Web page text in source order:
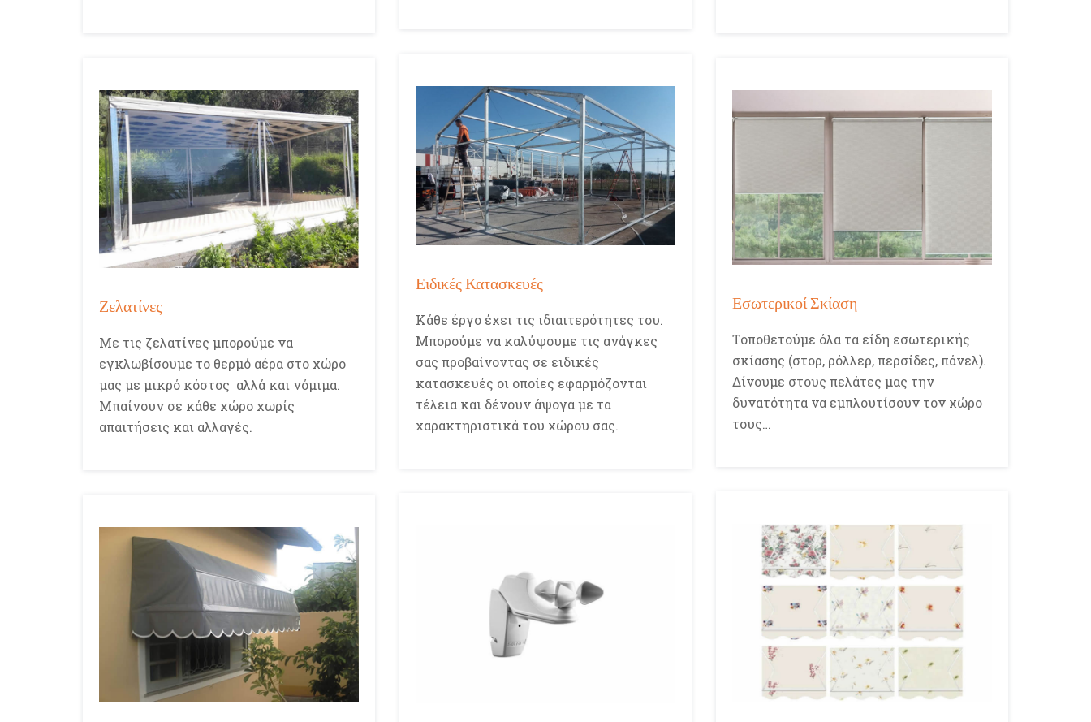
Ζελατίνες
Με τις ζελατίνες μπορούμε να
εγκλωβίσουμε το θερμό αέρα στο χώρο
μας με μικρό κόστος αλλά και νόμιμα.
Μπαίνουν σε κάθε χώρο χωρίς
απαιτήσεις και αλλαγές.
Ειδικές Κατασκευές
Κάθε έργο έχει τις ιδιαιτερότητες του.
Μπορούμε να καλύψουμε τις ανάγκες
σας προβαίνοντας σε ειδικές
κατασκευές οι οποίες εφαρμόζονται
τέλεια και δένουν άψογα με τα
χαρακτηριστικά του χώρου σας.
Εσωτερικοί Σκίαση
Τοποθετούμε όλα τα είδη εσωτερικής
σκίασης (στορ, ρόλλερ, περσίδες, πάνελ).
Δίνουμε στους πελάτες μας την
δυνατότητα να εμπλουτίσουν τον χώρο
τους…